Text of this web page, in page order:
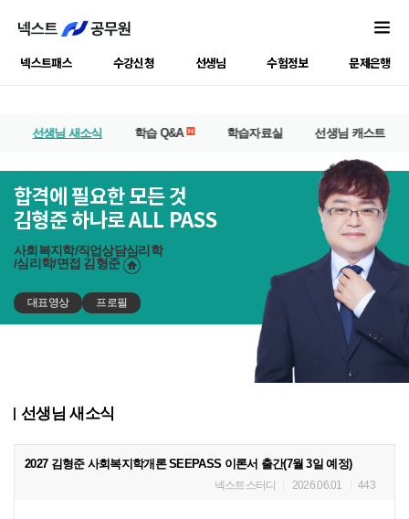
넥스트패스 수강신청 선생님 수험정보 문제은행
선생님 새소식 학습 Q&A 학습자료실 선생님 캐스트
합격에 필요한 모든 것
김형준 하나로 ALL PASS
사회복지학/직업상담심리학
/심리학/면접 김형준
대표영상 프로필
선생님 새소식
2027 김형준 사회복지학개론 SEEPASS 이론서 출간(7월 3일 예정)
넥스트스터디 2026.06.01 443